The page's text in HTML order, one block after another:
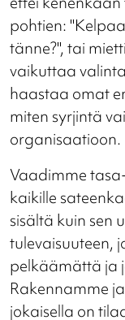
pohtien:
tänne?", tai
vaikuttaa
haastaa omat
miten syrjintä
organisaatioon.
Vaadimme
kaikille
sisältä kuin sen
tulevaisuuteen,
pelkäämättä ja
Rakennamme
jokaisella on